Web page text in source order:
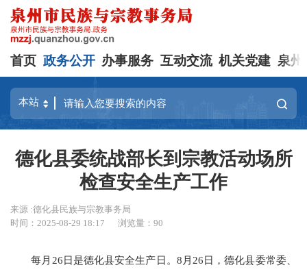
首页 政务公开 办事服务 互动交流 机关党建 泉州
德化县委统战部长到宗教活动场所
检查安全生产工作
来源 :德化县民族与宗教事务局
时间：2025-08-29 18:17
浏览量：90
每月26日是德化县安全生产日。8月26日，德化县委常委、